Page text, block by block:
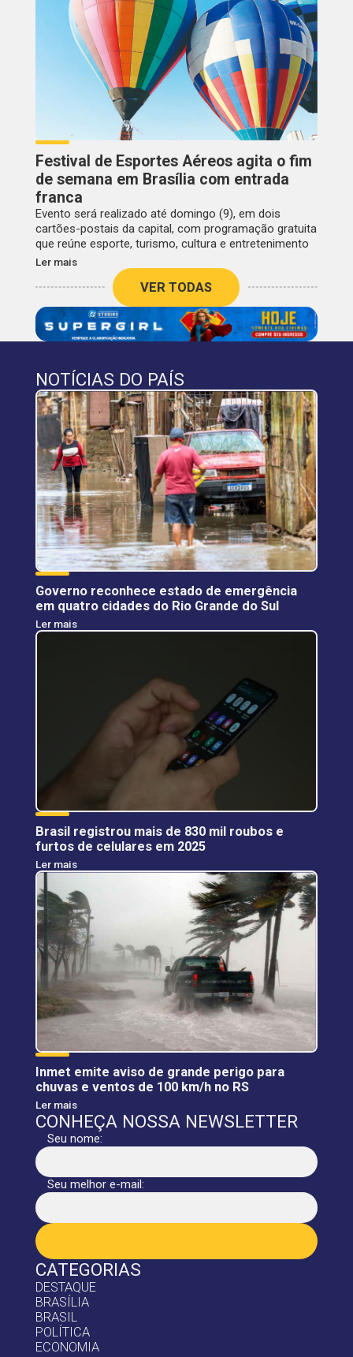
Festival de Esportes Aéreos agita o fim
de semana em Brasília com entrada
franca
Evento será realizado até domingo (9), em dois
cartões-postais da capital, com programação gratuita
que reúne esporte, turismo, cultura e entretenimento
Ler mais
VER TODAS
CATEGORIAS
DESTAQUE
BRASÍLIA
BRASIL
POLÍTICA
ECONOMIA
NOTÍCIAS DO PAÍS
Governo reconhece estado de emergência
em quatro cidades do Rio Grande do Sul
Ler mais
Brasil registrou mais de 830 mil roubos e
furtos de celulares em 2025
Ler mais
Inmet emite aviso de grande perigo para
chuvas e ventos de 100 km/h no RS
Ler mais
CONHEÇA NOSSA NEWSLETTER
Seu nome:
Seu melhor e-mail: